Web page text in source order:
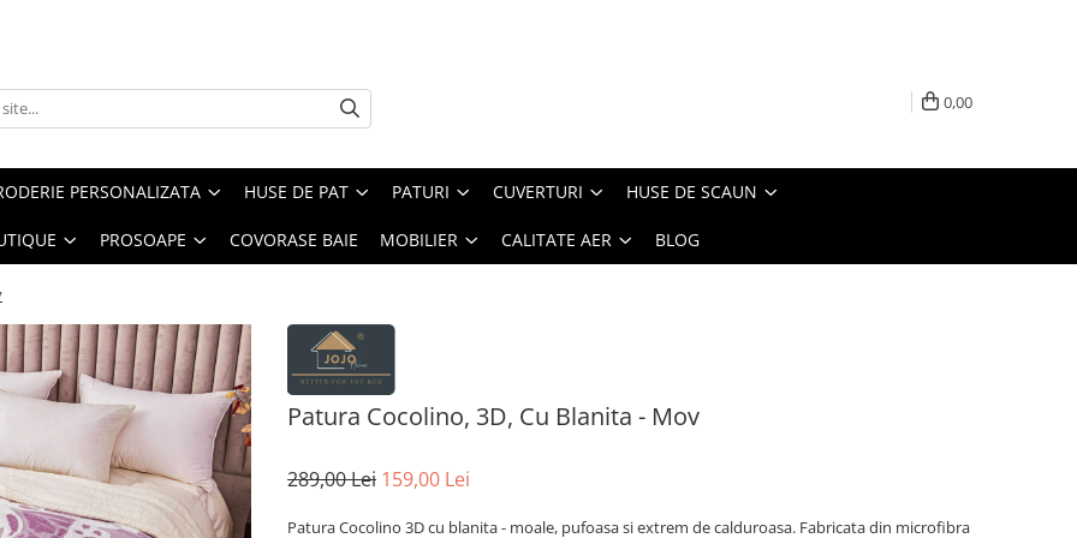
0,00
PERSONALIZATA HUSE DE PAT PATURI CUVERTURI HUSE DE SCAUN
PROSOAPE COVORASE BAIE MOBILIER CALITATE AER BLOG
Patura Cocolino, 3D, Cu Blanita - Mov
289,00 Lei 159,00 Lei
Patura Cocolino 3D cu blanita - moale, pufoasa si extrem de calduroasa. Fabricata din microfibra